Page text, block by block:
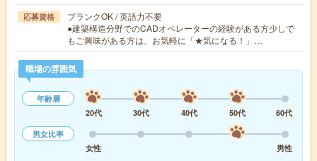
応募資格
ブランクOK / 英語力不要
●建築構造分野でのCADオペレーターの経験がある方少しで
もご興味がある方は、お気軽に「★気になる！」…
職場の雰囲気
年齢層
20代
30代 40代 50代
60代
男女比率
女性
男性